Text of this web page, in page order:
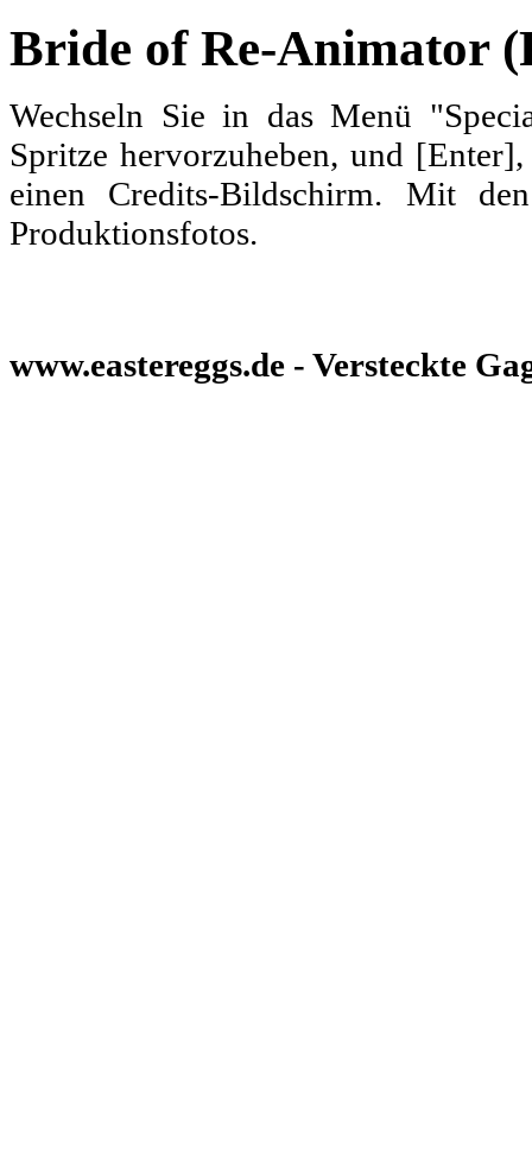
Bride of Re-Animator
Wechseln Sie in das Menü
Spritze hervorzuheben, und
einen Credits-Bildschirm. Mit
Produktionsfotos.
www.eastereggs.de - Versteckte